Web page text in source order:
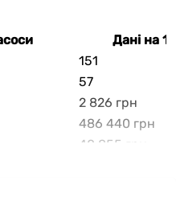
Дані на
151
57
2 826 грн
486 440 грн
40 855 грн
насоси в нашому